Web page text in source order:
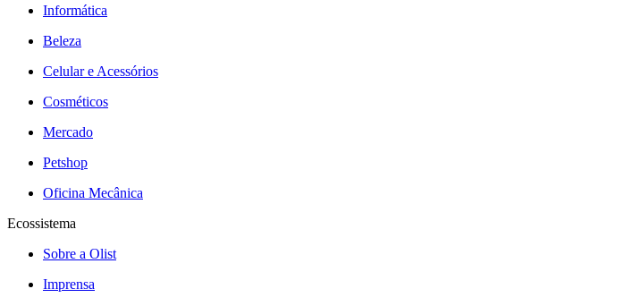
Informática
Beleza
Celular e Acessórios
Cosméticos
Mercado
Petshop
Oficina Mecânica
Ecossistema
Sobre a Olist
Imprensa